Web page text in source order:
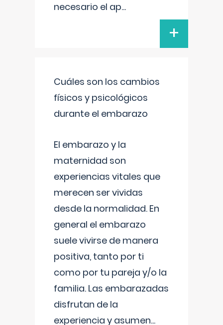
necesario el ap...
+
Cuáles son los cambios
físicos y psicológicos
durante el embarazo
El embarazo y la
maternidad son
experiencias vitales que
merecen ser vividas
desde la normalidad. En
general el embarazo
suele vivirse de manera
positiva, tanto por ti
como por tu pareja y/o la
familia. Las embarazadas
disfrutan de la
experiencia y asumen...